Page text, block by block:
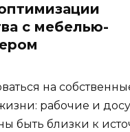
с мебелью-
на
рабочие и
быть близки к